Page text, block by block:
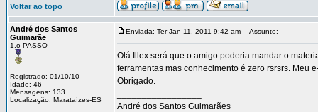
Voltar ao topo
André dos Santos
Guimarãe
1.o PASSO
Registrado: 01/10/10
Idade: 46
Mensagens: 133
Localização: Marataízes-ES
Enviada: Ter Jan 11, 2011 9:42 am Assunto:
Olá Illex será que o amigo poderia mandar o
ferramentas mas conhecimento é zero rsrsrs. Meu
Obrigado.
André dos Santos Guimarães